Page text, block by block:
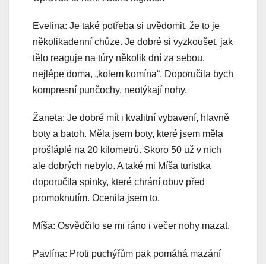
Evelina: Je také potřeba si uvědomit, že to je
několikadenní chůze. Je dobré si vyzkoušet, jak
tělo reaguje na túry několik dní za sebou,
nejlépe doma, „kolem komína“. Doporučila bych
kompresní punčochy, neotýkají nohy.
Žaneta: Je dobré mít i kvalitní vybavení, hlavně
boty a batoh. Měla jsem boty, které jsem měla
prošláplé na 20 kilometrů. Skoro 50 už v nich
ale dobrých nebylo. A také mi Míša turistka
doporučila spinky, které chrání obuv před
promoknutím. Ocenila jsem to.
Míša: Osvědčilo se mi ráno i večer nohy mazat.
Pavlína: Proti puchýřům pak pomáhá mazání